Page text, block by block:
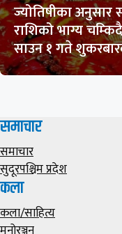
ज्योतिषीका अनुसार
राशिको भाग्य
साउन १ गते
समाचार
समाचार
सुदूरपश्चिम प्रदेश
कला
कला/साहित्य